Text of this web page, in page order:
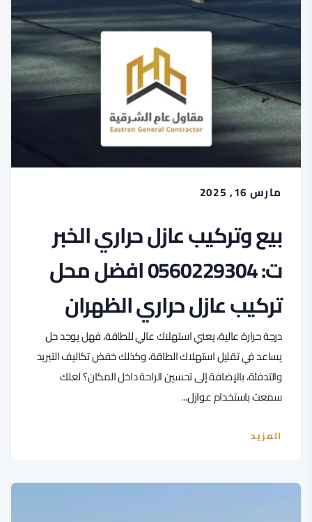
مارس 16, 2025
بيع وتركيب عازل حراري الخبر
ت: 0560229304 افضل محل
تركيب عازل حراري الظهران
درجة حرارة عالية، يعني استهلاك عالي للطاقة، فهل يوجد حل
يساعد في تقليل استهلاك الطاقة، وكذلك خفض تكاليف التبريد
والتدفئة، بالإضافة إلى تحسين الراحة داخل المكان؟ لعلك
سمعت باستخدام عوازل...
المزيد